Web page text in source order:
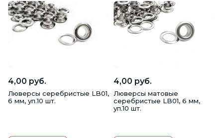
4,00 руб.
Люверсы серебристые LB01,
6 мм, уп.10 шт.
4,00 руб.
Люверсы матовые
серебристые LB01, 6 мм,
уп.10 шт.